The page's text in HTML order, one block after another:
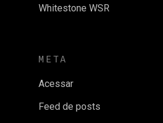
Whitestone WSR
META
Acessar
Feed de posts